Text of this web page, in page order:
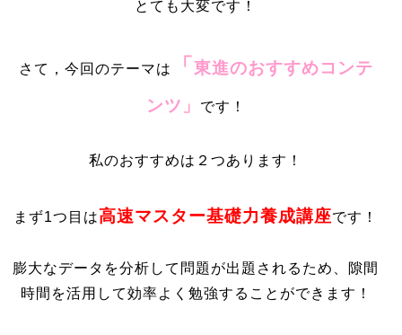
とても大変です！
さて，今回のテーマは 「 東進のおすすめコンテ
ンツ」
です！
私のおすすめは２つあります！
まず1つ目は高速マスター基礎力養成講座です！
膨大なデータを分析して問題が出題されるため、隙間
時間を活用して効率よく勉強することができます！